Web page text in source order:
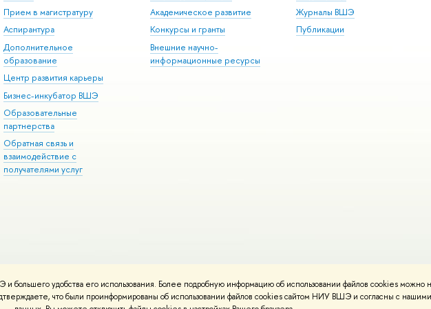
удобства его использования. Более подробную информацию об использовании файлов cookies можно
что были проинформированы об использовании файлов cookies сайтом НИУ ВШЭ и согласны с
Прием в магистратуру
Аспирантура
Дополнительное
образование
Центр развития карьеры
Бизнес-инкубатор ВШЭ
Образовательные
партнерства
Обратная связь и
заимодействие с
получателями услу
Академическое развитие
Конкурсы и гранты
нешние научно-
информационные ресурсы
Журналы ВШЭ
Публикации
Условия использования материало Политика конфиденциальности Карта сайта
Школе дизайна НИУ ВШЭ